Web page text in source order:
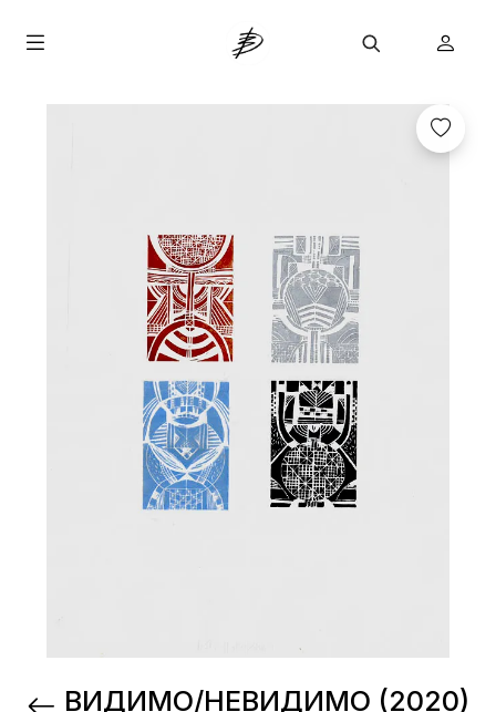
ВИДИМО/НЕВИДИМО (2020)